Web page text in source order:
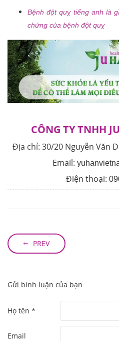
Bệnh đột quỵ tiếng anh là
chứng của bệnh đột quỵ
CÔNG TY TNHH
Địa chỉ: 30/20 Nguyễn Văn
Email:
Điện thoại:
PREV
Gửi bình luận của bạn
Họ tên *
Email